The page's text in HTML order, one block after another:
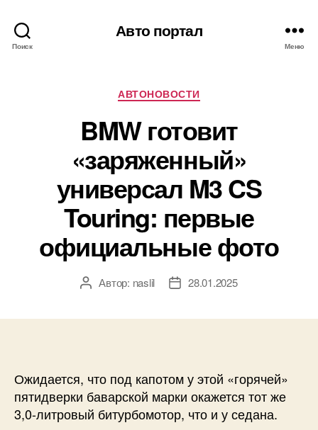
Поиск
Авто портал
Меню
Рубрики
АВТОНОВОСТИ
BMW готовит
«заряженный»
универсал M3 CS
Touring: первые
официальные фото
АвторАвтор: naslil
Дата28.01.2025
Ожидается, что под капотом у этой «горячей»
пятидверки баварской марки окажется тот же
3,0-литровый битурбомотор, что и у седана.